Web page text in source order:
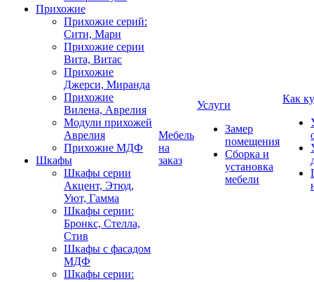
Прихожие
Прихожие серий:
Сити, Мари
Прихожие серии
Вита, Витас
Прихожие
Джерси, Миранда
Прихожие
Вилена, Аврелия
Модули прихожей
Аврелия
Прихожие МДФ
Шкафы
Шкафы серии
Акцент, Этюд,
Уют, Гамма
Шкафы серии:
Бронкс, Стелла,
Стив
Шкафы с фасадом
МДФ
Шкафы серии:
Мебель
на
заказ
Услуги
Замер
помещения
Сборка и
установка
мебели
Как